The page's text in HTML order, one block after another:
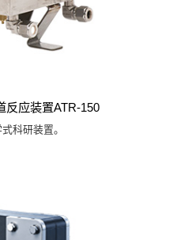
反应装置ATR-150
科研装置。